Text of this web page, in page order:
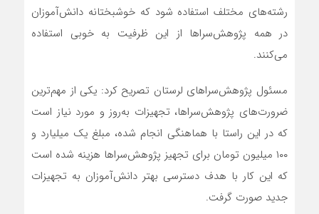
رشته‌های مختلف استفاده شود که خوشبختانه دانش‌آموزان
در همه پژوهش‌سراها از این ظرفیت به خوبی استفاده
می‌کنند.
مسئول پژوهش‌سراهای لرستان تصریح کرد: یکی از مهم‌ترین
ضرورت‌های پژوهش‌سراها، تجهیزات به‌روز و مورد نیاز است
که در این راستا با هماهنگی انجام شده، مبلغ یک میلیارد و
۱۰۰ میلیون تومان برای تجهیز پژوهش‌سراها هزینه شده است
که این کار با هدف دسترسی بهتر دانش‌آموزان به تجهیزات
جدید صورت گرفت.